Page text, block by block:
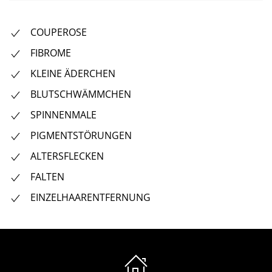
COUPEROSE
FIBROME
KLEINE ÄDERCHEN
BLUTSCHWÄMMCHEN
SPINNENMALE
PIGMENTSTÖRUNGEN
ALTERSFLECKEN
FALTEN
EINZELHAARENTFERNUNG